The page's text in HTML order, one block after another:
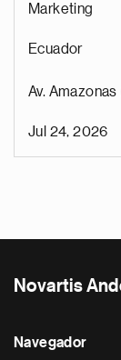
Marketing
Ecuador
Av.
Jul 24, 2026
Novartis
Navegador